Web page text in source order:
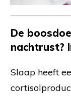
De
nachtrust?
Slaap heeft